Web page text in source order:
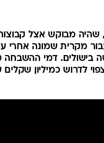
בן ה-22, שהיה מבוקש אצל
מקרית שמונה אחרי
בישולים. דמי
לדרוש כמיליון שקלים